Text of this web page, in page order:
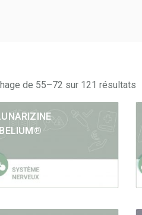
de 55–72 sur 121 résultats